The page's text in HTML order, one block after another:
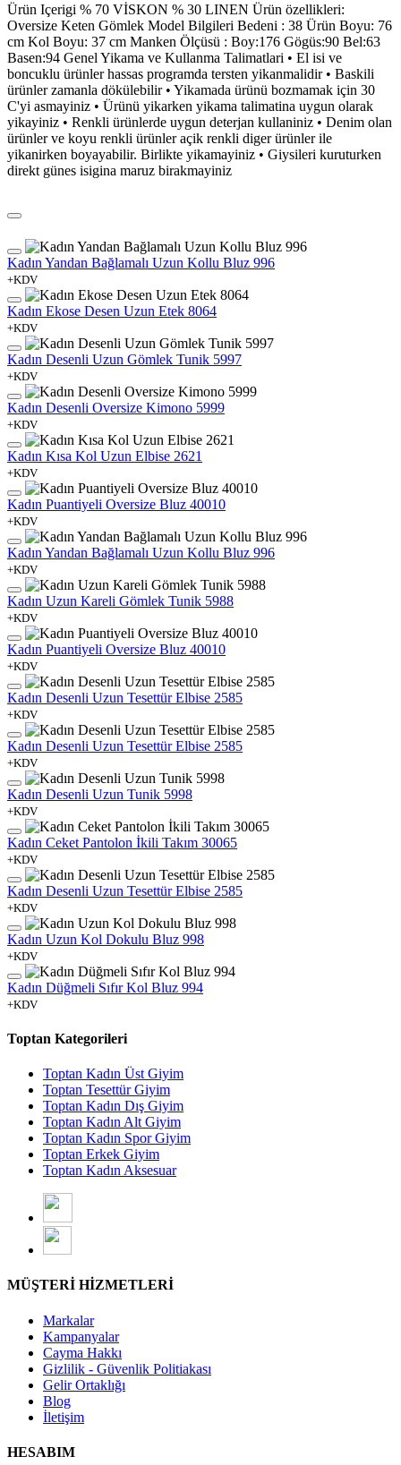
Ürün Içerigi % 70 VİSKON % 30 LINEN Ürün özellikleri:
Oversize Keten Gömlek Model Bilgileri Bedeni : 38 Ürün Boyu: 76
cm Kol Boyu: 37 cm Manken Ölçüsü : Boy:176 Gögüs:90 Bel:63
Basen:94 Genel Yikama ve Kullanma Talimatlari • El isi ve
boncuklu ürünler hassas programda tersten yikanmalidir • Baskili
ürünler zamanla dökülebilir • Yikamada ürünü bozmamak için 30
C'yi asmayiniz • Ürünü yikarken yikama talimatina uygun olarak
yikayiniz • Renkli ürünlerde uygun deterjan kullaniniz • Denim olan
ürünler ve koyu renkli ürünler açik renkli diger ürünler ile
yikanirken boyayabilir. Birlikte yikamayiniz • Giysileri kuruturken
direkt günes isigina maruz birakmayiniz
Kadın Yandan Bağlamalı Uzun Kollu Bluz 996
+KDV
Kadın Ekose Desen Uzun Etek 8064
+KDV
Kadın Desenli Uzun Gömlek Tunik 5997
+KDV
Kadın Desenli Oversize Kimono 5999
+KDV
Kadın Kısa Kol Uzun Elbise 2621
+KDV
Kadın Puantiyeli Oversize Bluz 40010
+KDV
Kadın Yandan Bağlamalı Uzun Kollu Bluz 996
+KDV
Kadın Uzun Kareli Gömlek Tunik 5988
+KDV
Kadın Puantiyeli Oversize Bluz 40010
+KDV
Kadın Desenli Uzun Tesettür Elbise 2585
+KDV
Kadın Desenli Uzun Tesettür Elbise 2585
+KDV
Kadın Desenli Uzun Tunik 5998
+KDV
Kadın Ceket Pantolon İkili Takım 30065
+KDV
Kadın Desenli Uzun Tesettür Elbise 2585
+KDV
Kadın Uzun Kol Dokulu Bluz 998
+KDV
Kadın Düğmeli Sıfır Kol Bluz 994
+KDV
Toptan Kategorileri
Toptan Kadın Üst Giyim
Toptan Tesettür Giyim
Toptan Kadın Dış Giyim
Toptan Kadın Alt Giyim
Toptan Kadın Spor Giyim
Toptan Erkek Giyim
Toptan Kadın Aksesuar
MÜŞTERİ HİZMETLERİ
Markalar
Kampanyalar
Cayma Hakkı
Gizlilik - Güvenlik Politiakası
Gelir Ortaklığı
Blog
İletişim
HESABIM